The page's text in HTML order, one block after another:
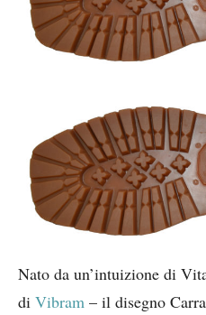
Nato da un’intuizione di
di Vibram – il disegno